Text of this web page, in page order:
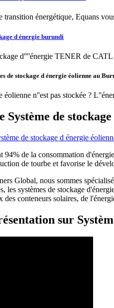
transition énergétique, Equans
d énergie burundi
d''''énergie TENER de
de stockage d énergie éolienne au
éolienne n''est pas stockée ?
Système de
94% de la consommation
de tourbe et favorise le
Global, nous sommes
les systèmes de stockage
des conteneurs solaires, de
sur